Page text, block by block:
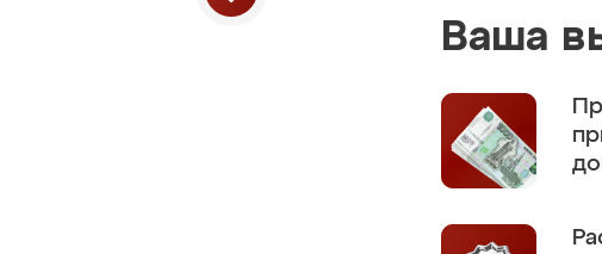
Ваша